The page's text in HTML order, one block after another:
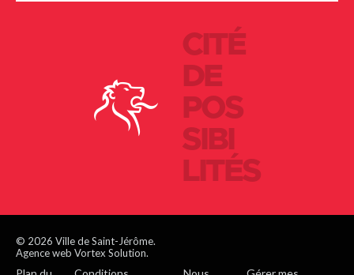
CITÉ
DE
POS
SIBI
LITÉS
© 2026 Ville de Saint-Jérôme.
Agence web Vortex Solution.